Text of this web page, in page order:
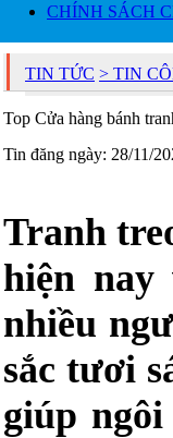
CHÍNH SÁCH
TIN TỨC > TIN
Top Cửa hàng bánh
Tin đăng ngày: 28/11/
Tranh
hiện
nhiều
sắc tươi
giúp